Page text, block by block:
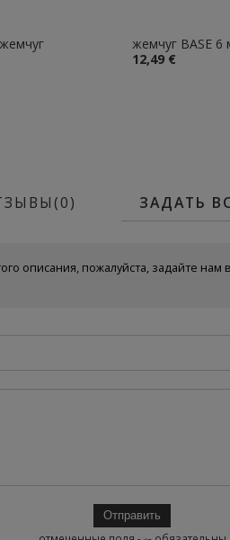
жемчуг BASE
12,49 €
ЗАДАТЬ
описания, пожалуйста, задайте